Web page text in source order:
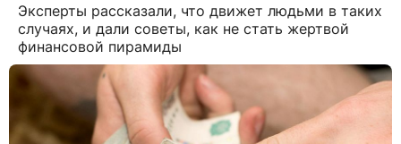
Эксперты рассказали, что движет людьми в таких
случаях, и дали советы, как не стать жертвой
финансовой пирамиды